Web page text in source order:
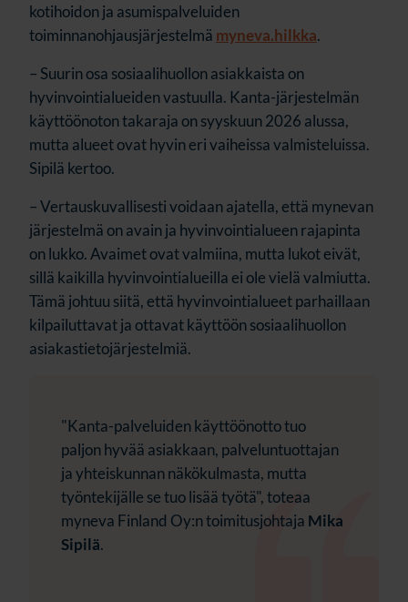
kotihoidon ja asumispalveluiden
toiminnanohjausjärjestelmä myneva.hilkka.
– Suurin osa sosiaalihuollon asiakkaista on
hyvinvointialueiden vastuulla. Kanta-järjestelmän
käyttöönoton takaraja on syyskuun 2026 alussa,
mutta alueet ovat hyvin eri vaiheissa valmisteluissa.
Sipilä kertoo.
– Vertauskuvallisesti voidaan ajatella, että mynevan
järjestelmä on avain ja hyvinvointialueen rajapinta
on lukko. Avaimet ovat valmiina, mutta lukot eivät,
sillä kaikilla hyvinvointialueilla ei ole vielä valmiutta.
Tämä johtuu siitä, että hyvinvointialueet parhaillaan
kilpailuttavat ja ottavat käyttöön sosiaalihuollon
asiakastietojärjestelmiä.
"Kanta-palveluiden käyttöönotto tuo
paljon hyvää asiakkaan, palveluntuottajan
ja yhteiskunnan näkökulmasta, mutta
työntekijälle se tuo lisää työtä", toteaa
myneva Finland Oy:n toimitusjohtaja Mika
Sipilä.